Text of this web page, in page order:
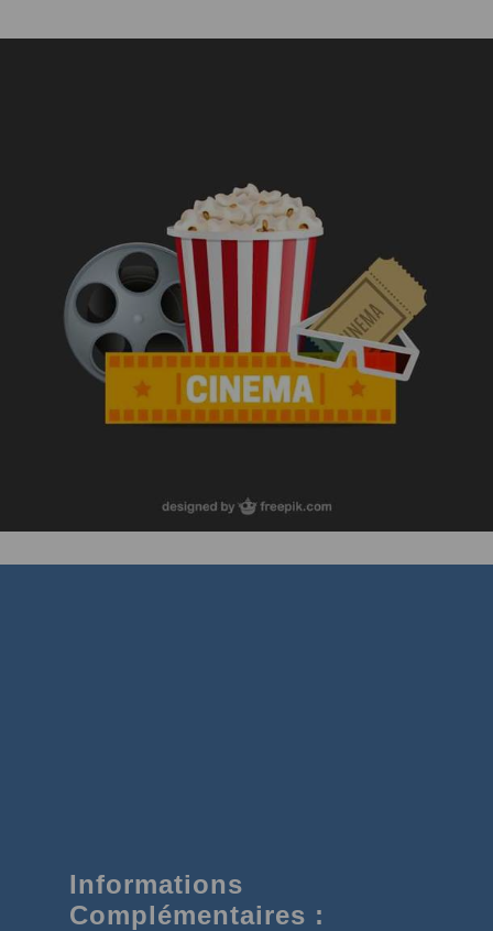
Informations
Complémentaires :